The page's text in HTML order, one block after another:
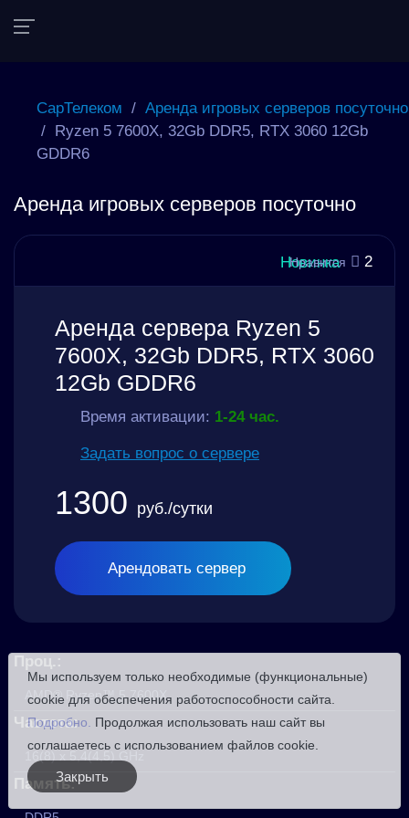
СарТелеком /Аренда игровых серверов
посуточно /Ryzen 5 7600X, 32Gb DDR5, RTX
3060 12Gb GDDR6
Аренда игровых серверов посуточно
Новинка
Нравится 2
Аренда сервера Ryzen 5
7600X, 32Gb DDR5, RTX
3060 12Gb GDDR6
Время активации:1-24 час.
Задать вопрос о сервере
1300 руб./сутки
Арендовать сервер
Проц.:
AMD® Ryzen™ 5 7600X
Частота:
Память:
Мы используем только необходимые (функциональные)
cookie для обеспечения работоспособности сайта.
Подробно.
Продолжая использовать наш сайт вы
соглашаетесь с использованием файлов cookie.
Закрыть